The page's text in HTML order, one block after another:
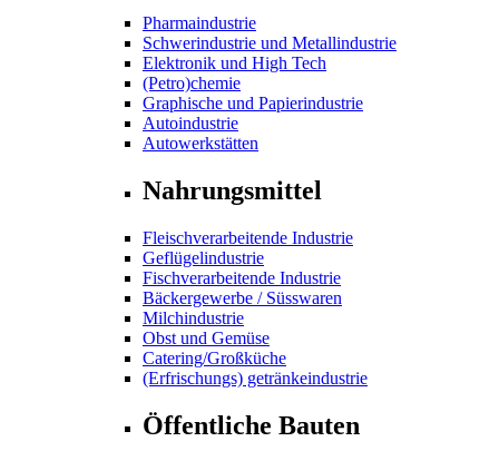
Pharmaindustrie
Schwerindustrie und Metallindustrie
Elektronik und High Tech
(Petro)chemie
Graphische und Papierindustrie
Autoindustrie
Autowerkstätten
Nahrungsmittel
Fleischverarbeitende Industrie
Geflügelindustrie
Fischverarbeitende Industrie
Bäckergewerbe / Süsswaren
Milchindustrie
Obst und Gemüse
Catering/Großküche
(Erfrischungs) getränkeindustrie
Öffentliche Bauten